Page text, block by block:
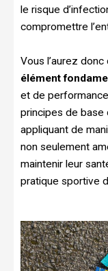
le risque
compromettre
Vous l’aurez
élément
et de
principes de base
appliquant de
non seulement
maintenir leur
pratique sportive